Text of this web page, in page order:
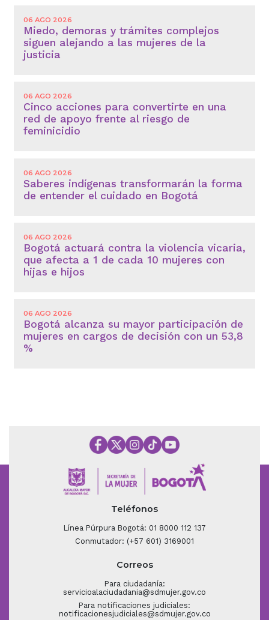
06 AGO 2026
Miedo, demoras y trámites complejos
siguen alejando a las mujeres de la
justicia
06 AGO 2026
Cinco acciones para convertirte en una
red de apoyo frente al riesgo de
feminicidio
06 AGO 2026
Saberes indígenas transformarán la forma
de entender el cuidado en Bogotá
06 AGO 2026
Bogotá actuará contra la violencia vicaria,
que afecta a 1 de cada 10 mujeres con
hijas e hijos
06 AGO 2026
Bogotá alcanza su mayor participación de
mujeres en cargos de decisión con un 53,8
%
Teléfonos
Línea Púrpura Bogotá: 01 8000 112 137
Conmutador: (+57 601) 3169001
Correos
Para ciudadanía:
servicioalaciudadania@sdmujer.gov.co
Para notificaciones judiciales:
notificacionesjudiciales@sdmujer.gov.co